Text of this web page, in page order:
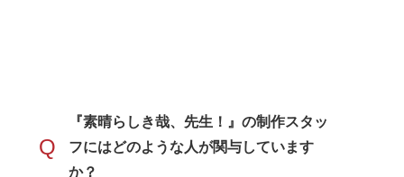
Q
『素晴らしき哉、先生！』の制作スタッ
フにはどのような人が関与しています
か？